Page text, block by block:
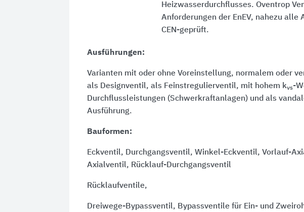
Heizwasserdurchflusses. Oventrop
Anforderungen der EnEV, nahezu alle
CEN-geprüft.
Ausführungen:
Varianten mit oder ohne Voreinstellung, normalem oder
als Designventil, als Feinstregulierventil, mit hohem kvs-
Durchflussleistungen (Schwerkraftanlagen) und als
Ausführung.
Bauformen:
Eckventil, Durchgangsventil, Winkel-Eckventil, Vorlauf-
Axialventil, Rücklauf-Durchgangsventil
Rücklaufventile,
Dreiwege-Bypassventil, Bypassventile für Ein- und